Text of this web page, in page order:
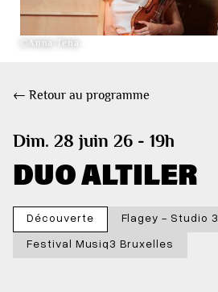
©Anna Tena
← Retour au programme
Dim. 28 juin 26 - 19h
DUO ALTILER
Découverte
Flagey - Studio 3
Festival Musiq3 Bruxelles